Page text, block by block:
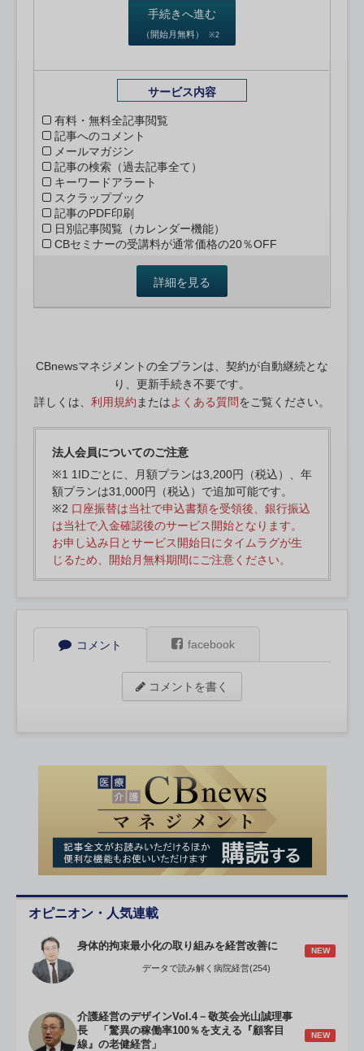
手続きへ進む
（開始月無料） ※2
サービス内容
有料・無料全記事閲覧
記事へのコメント
メールマガジン
記事の検索（過去記事全て）
キーワードアラート
スクラップブック
記事のPDF印刷
日別記事閲覧（カレンダー機能）
CBセミナーの受講料が通常価格の20％OFF
詳細を見る
CBnewsマネジメントの全プランは、契約が自動継続とな
り、更新手続き不要です。
詳しくは、 利用規約 またはよくある質問をご覧ください。
法人会員についてのご注意
※1 1IDごとに、月額プランは3,200円（税込）、年
額プランは31,000円（税込）で追加可能です。
※2 口座振替は当社で申込書類を受領後、銀行振込
は当社で入金確認後のサービス開始となります。
お申し込み日とサービス開始日にタイムラグが生
じるため、開始月無料期間にご注意ください。
コメント facebook
コメントを書く
オピニオン・人気連載
身体的拘束最小化の取り組みを経営改善に NEW
データで読み解く病院経営(254)
介護経営のデザインVol.4－敬英会光山誠理事
長 「驚異の稼働率100％を支える『顧客目
線』の老健経営」
NEW